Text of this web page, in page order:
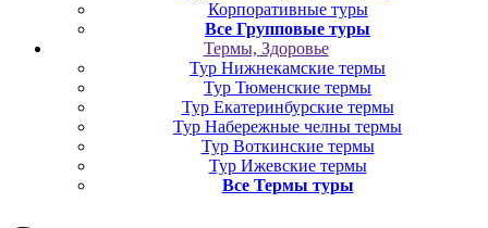
Корпоративные туры
Все Групповые туры
Термы, Здоровье
Тур Нижнекамские термы
Тур Тюменские термы
Тур Екатеринбурские термы
Тур Набережные челны термы
Тур Воткинские термы
Тур Ижевские термы
Все Термы туры